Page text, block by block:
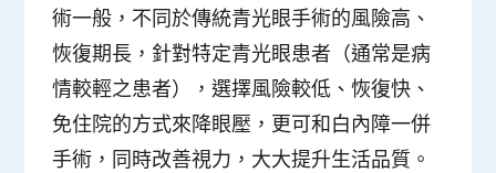
術一般，不同於傳統青光眼手術的風險高、
恢復期長，針對特定青光眼患者（通常是病
情較輕之患者），選擇風險較低、恢復快、
免住院的方式來降眼壓，更可和白內障一併
手術，同時改善視力，大大提升生活品質。